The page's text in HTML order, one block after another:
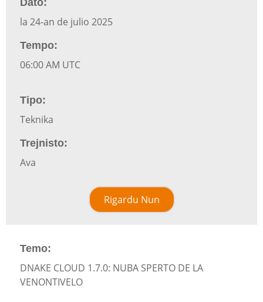
Dato:
la 24-an de julio 2025
Tempo:
06:00 AM UTC
Tipo:
Teknika
Trejnisto:
Ava
Rigardu Nun
Temo:
DNAKE CLOUD 1.7.0: NUBA SPERTO DE LA
VENONTIVELO